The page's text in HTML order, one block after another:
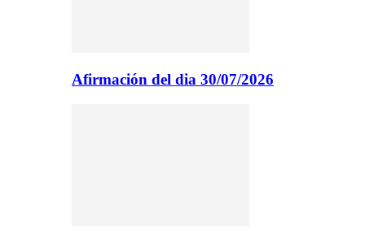
Afirmación del dia 30/07/2026